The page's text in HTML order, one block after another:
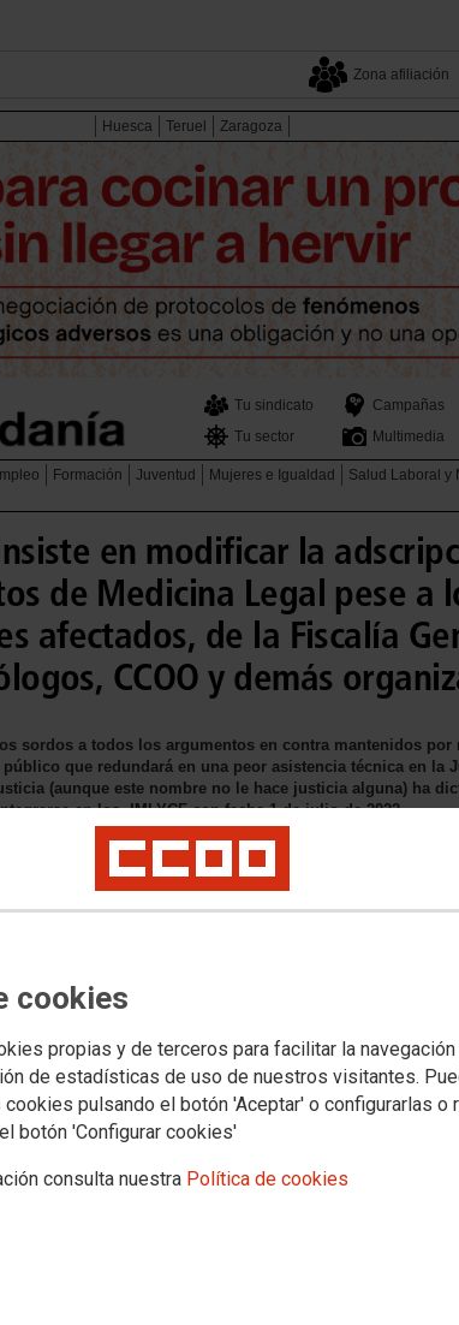
cookies
propias y de terceros para facilitar la navegación
de estadísticas de uso de nuestros visitantes.
pulsando el botón 'Aceptar' o configurarlas o
botón 'Configurar cookies'
consulta nuestra Política de cookies
Zona afiliación
Huesca Teruel Zaragoza
Tu sindicato Campañas
Tu sector
Multimedia
Formación Juventud Mujeres e Igualdad
Salud Laboral y
en modificar la
de Medicina Legal pese a
afectados, de la Fiscalía
CCOO y demás
sordos a todos los argumentos en contra mantenidos
que redundará en una peor asistencia técnica en la
(aunque este nombre no le hace justicia alguna) ha
en los IMLYCF con fecha 1 de julio de 2022